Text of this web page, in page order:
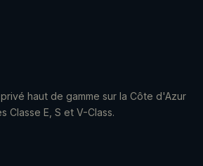
haut de gamme sur la Côte d'Azur
Classe E, S et V-Class.